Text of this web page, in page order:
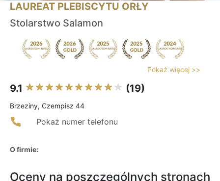
LAUREAT PLEBISCYTU ORŁY
Stolarstwo Salamon
Pokaż więcej >>
9.1 (19)
Brzeziny, Czempisz 44
Pokaż numer telefonu
O firmie:
Oceny na poszczególnych stronach